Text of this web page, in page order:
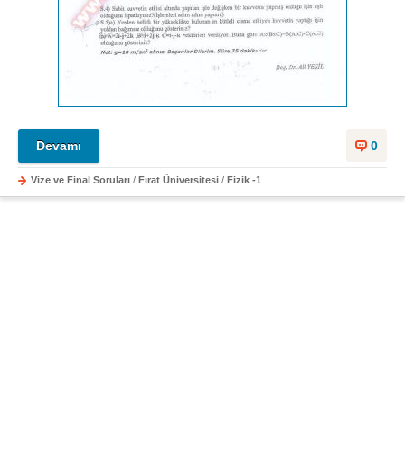
0
Devamı
Vize ve Final Soruları / Fırat Üniversitesi / Fizik -1